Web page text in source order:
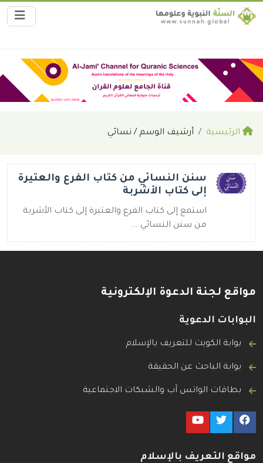
الرئيسية أرشيف الوسم / نسائي
سنن النسائي من كتاب الفرع والعتيرة
إلى كتاب الأشربة
استمع إلى كتاب الفرع والعتيرة إلى كتاب الأشربة
من سنن النسائي ...
مواقع لجنة الدعوة الإلكترونية
البوابات الدعوية
بوابة الكويت للتعريف بالإسلام
بوابة الباحث عن الحقيقة
بطاقات الواتس آب والشبكات الاجتماعية
مواقع التعريف بالإسلام